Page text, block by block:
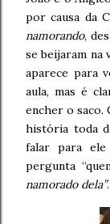
por causa da
namorando,
se beijaram na
aparece para
aula, mas é
encher o saco.
história toda
falar para
pergunta
namorado dela”.